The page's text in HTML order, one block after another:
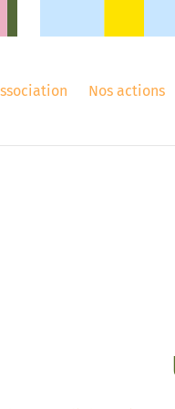
Nos actions